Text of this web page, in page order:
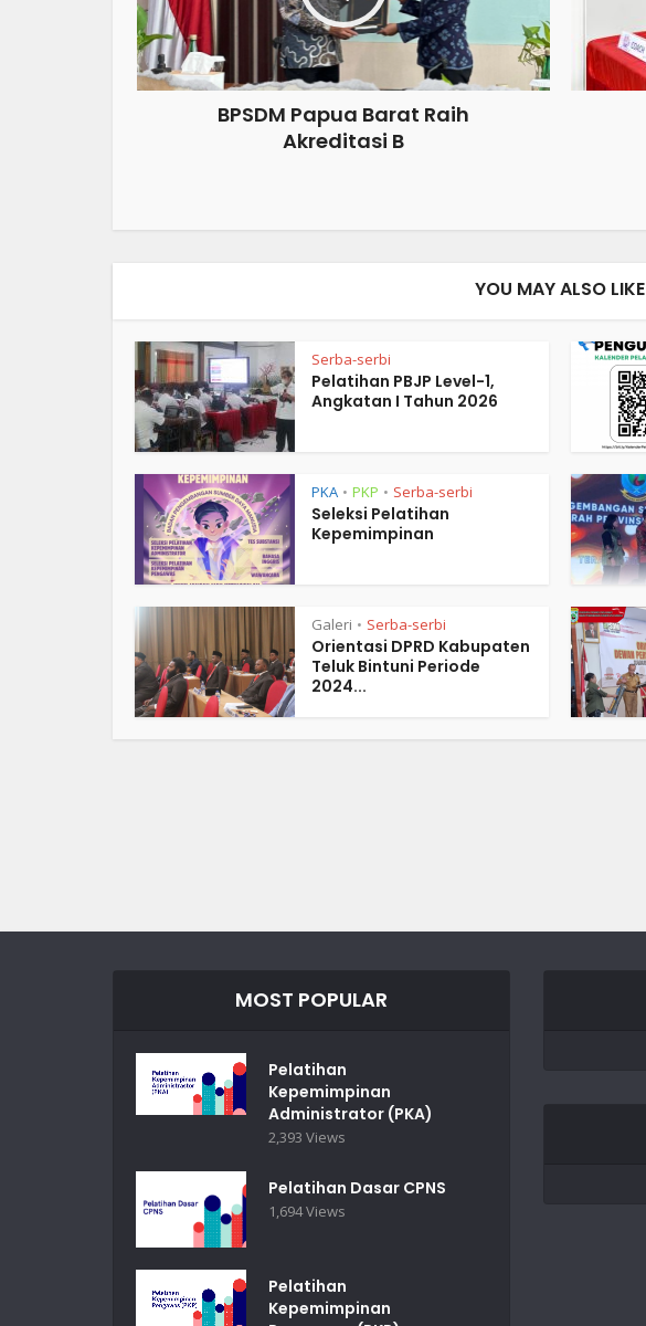
BPSDM Papua Barat Raih
Akreditasi B
YOU MAY ALSO LIKE
Serba-serbi
Pelatihan PBJP Level-1,
Angkatan I Tahun 2026
PKA • PKP • Serba-serbi
Seleksi Pelatihan
Kepemimpinan
Galeri • Serba-serbi
Orientasi DPRD Kabupaten
Teluk Bintuni Periode
2024...
MOST POPULAR
Pelatihan
Kepemimpinan
Administrator (PKA)
2,393 Views
Pelatihan Dasar CPNS
1,694 Views
Pelatihan
Kepemimpinan